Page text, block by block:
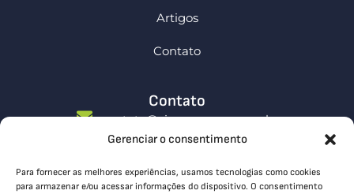
Gerenciar o consentimento
Para fornecer as melhores experiências, usamos tecnologias como cookies
para armazenar e/ou acessar informações do dispositivo. O consentimento
Artigos
Contato
Contato
contato@simcompany.com.br
0800 591 4571
Endereços:
Rua Dr. Soares Hungria 772 - Centro, Cerquilho